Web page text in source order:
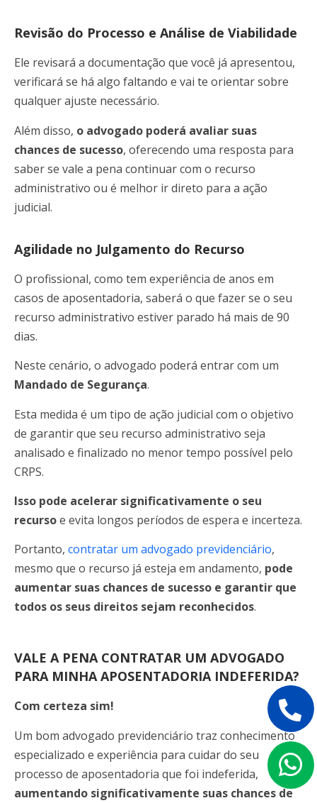
Revisão do Processo e Análise de Viabilidade
Ele revisará a documentação que você já apresentou,
verificará se há algo faltando e vai te orientar sobre
qualquer ajuste necessário.
Além disso, o advogado poderá avaliar suas
chances de sucesso, oferecendo uma resposta para
saber se vale a pena continuar com o recurso
administrativo ou é melhor ir direto para a ação
judicial.
Agilidade no Julgamento do Recurso
O profissional, como tem experiência de anos em
casos de aposentadoria, saberá o que fazer se o seu
recurso administrativo estiver parado há mais de 90
dias.
Neste cenário, o advogado poderá entrar com um
Mandado de Segurança.
Esta medida é um tipo de ação judicial com o objetivo
de garantir que seu recurso administrativo seja
analisado e finalizado no menor tempo possível pelo
CRPS.
Isso pode acelerar significativamente o seu
recursoe evita longos períodos de espera e incerteza.
Portanto, contratar um advogado previdenciário,
mesmo que o recurso já esteja em andamento, pode
aumentar suas chances de sucesso e garantir que
todos os seus direitos sejam reconhecidos.
VALE A PENA CONTRATAR UM ADVOGADO
PARA MINHA APOSENTADORIA INDEFERIDA?
Com certeza sim!
Um bom advogado previdenciário traz conhecimento
especializado e experiência para cuidar do seu
processo de aposentadoria que foi indeferida,
aumentando significativamente suas chances de